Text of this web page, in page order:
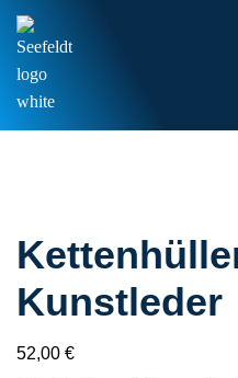
Inhalt
Kunstleder
52,00 €